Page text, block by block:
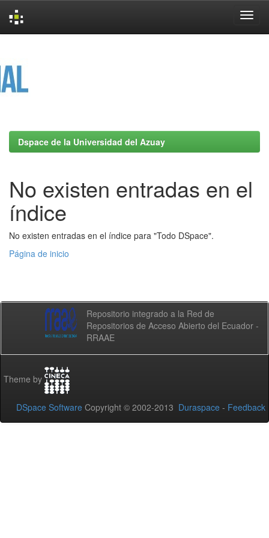
Dspace de la Universidad del Azuay
No existen entradas en el
índice
No existen entradas en el índice para "Todo DSpace".
Página de inicio
Repositorio integrado a la Red de
Repositorios de Acceso Abierto del Ecuador -
RRAAE
Theme by
DSpace Software Copyright © 2002-2013 Duraspace - Feedback